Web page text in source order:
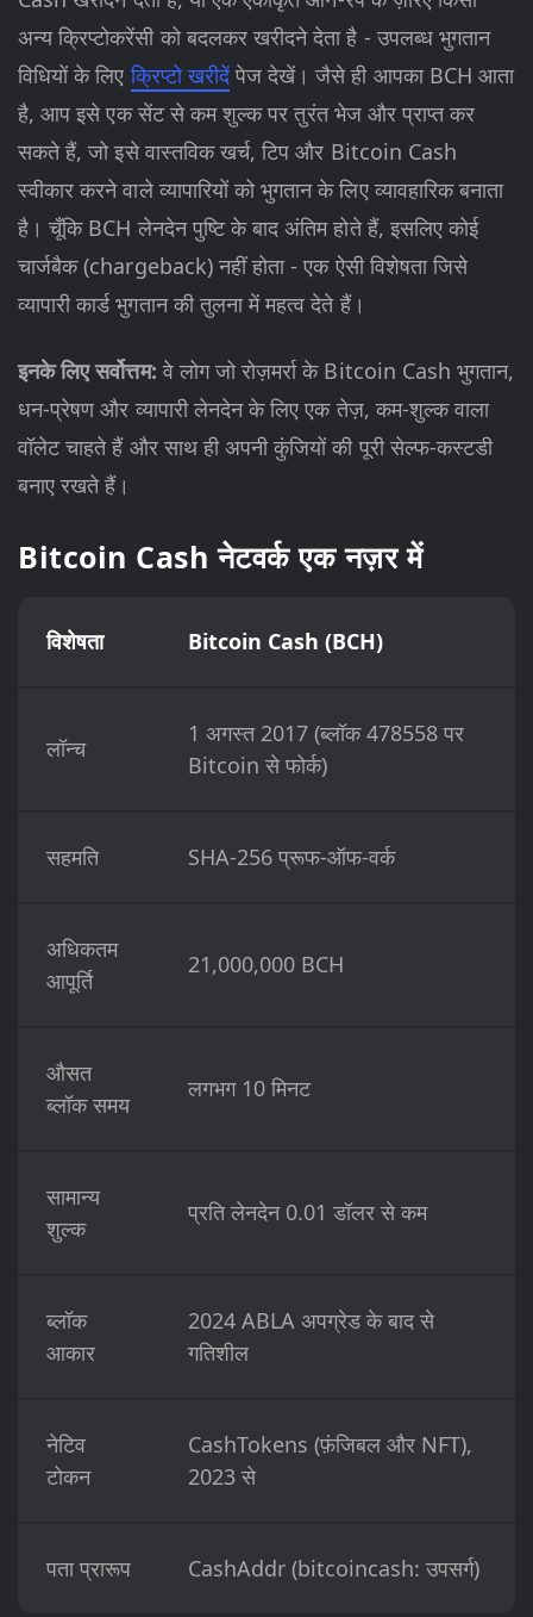
अन्य क्रिप्टोकरेंसी को बदलकर खरीदने देता है - उपलब्ध भुगतान
विधियों के लिएक्रिप्टो खरीदेंपेज देखें। जैसे ही आपका BCH आता
है, आप इसे एक सेंट से कम शुल्क पर तुरंत भेज और प्राप्त कर
सकते हैं, जो इसे वास्तविक खर्च, टिप और Bitcoin Cash
स्वीकार करने वाले व्यापारियों को भुगतान के लिए व्यावहारिक बनाता
है। चूँकि BCH लेनदेन पुष्टि के बाद अंतिम होते हैं, इसलिए कोई
चार्जबैक (chargeback) नहीं होता - एक ऐसी विशेषता जिसे
व्यापारी कार्ड भुगतान की तुलना में महत्व देते हैं।
इनके लिए सर्वोत्तम: वे लोग जो रोज़मर्रा के Bitcoin Cash भुगतान,
धन-प्रेषण और व्यापारी लेनदेन के लिए एक तेज़, कम-शुल्क वाला
वॉलेट चाहते हैं और साथ ही अपनी कुंजियों की पूरी सेल्फ-कस्टडी
बनाए रखते हैं।
Bitcoin Cash नेटवर्क एक नज़र में
विशेषता Bitcoin Cash (BCH)
लॉन्च
1 अगस्त 2017 (ब्लॉक 478558 पर
Bitcoin से फोर्क)
सहमति SHA-256 प्रूफ-ऑफ-वर्क
अधिकतम
आपूर्ति
21,000,000 BCH
औसत
ब्लॉक समय
लगभग 10 मिनट
सामान्य
शुल्क
प्रति लेनदेन 0.01 डॉलर से कम
ब्लॉक
आकार
2024 ABLA अपग्रेड के बाद से
गतिशील
नेटिव
टोकन
CashTokens (फ़ंजिबल और NFT),
2023 से
पता प्रारूप CashAddr (bitcoincash: उपसर्ग)